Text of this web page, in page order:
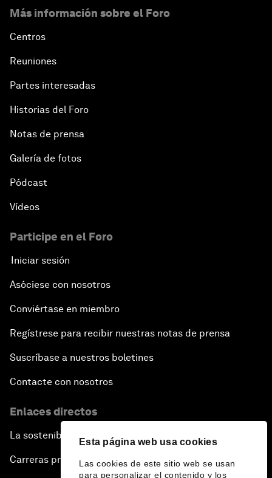
Esta página web usa cookies
Las cookies de este sitio web se usan
para personalizar el contenido y los
Más información sobre el Foro
Centros
Reuniones
Partes interesadas
Historias del Foro
Notas de prensa
Galería de fotos
Pódcast
Vídeos
Participe en el Foro
Iniciar sesión
Asóciese con nosotros
Conviértase en miembro
Regístrese para recibir nuestras notas de prensa
Suscríbase a nuestros boletines
Contacte con nosotros
Enlaces directos
La sostenibilidad en el Foro
Carreras profesionales